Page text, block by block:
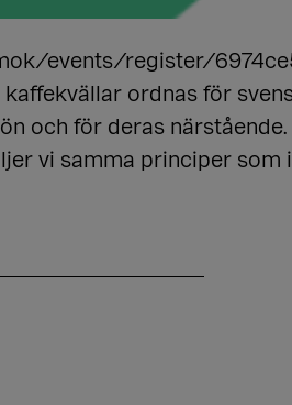
events/register/
ordnas för
och för deras
vi samma principer som